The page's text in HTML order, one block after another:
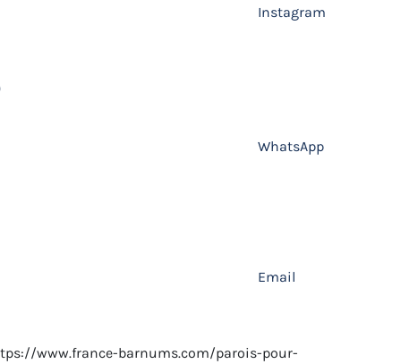
Instagram
WhatsApp
Email
www.france-barnums.com/parois-pour-